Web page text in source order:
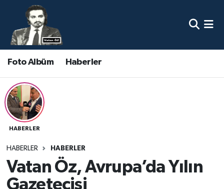
Foto Albüm Haberler
HABERLER
HABERLER HABERLER
Vatan Öz, Avrupa’da Yılın
Gazetecisi
Nöbetçi Eczaneler
Hava Durumu
Namaz Vakitleri
Trafik Durumu
Tüm Manşetler